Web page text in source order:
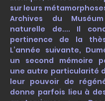
sur leurs
Archives du
naturelle de.... Il
pertinence de la
L’année suivante,
un second mémoire
une autre particularité
leur pouvoir de
donne parfois lieu à